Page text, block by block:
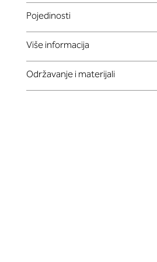
Pojedinosti
Više informacija
Održavanje i materijali